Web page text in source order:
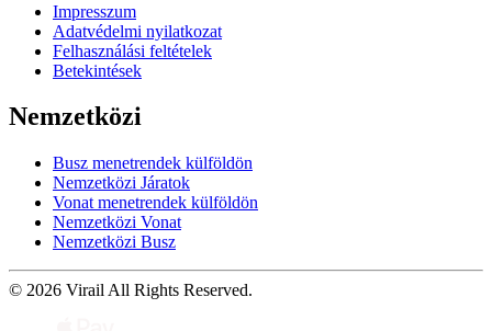
Impresszum
Adatvédelmi nyilatkozat
Felhasználási feltételek
Betekintések
Nemzetközi
Busz menetrendek külföldön
Nemzetközi Járatok
Vonat menetrendek külföldön
Nemzetközi Vonat
Nemzetközi Busz
© 2026 Virail All Rights Reserved.